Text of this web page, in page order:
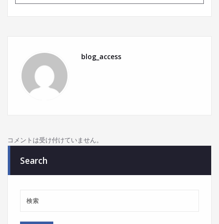
blog_access
コメントは受け付けていません。
Search